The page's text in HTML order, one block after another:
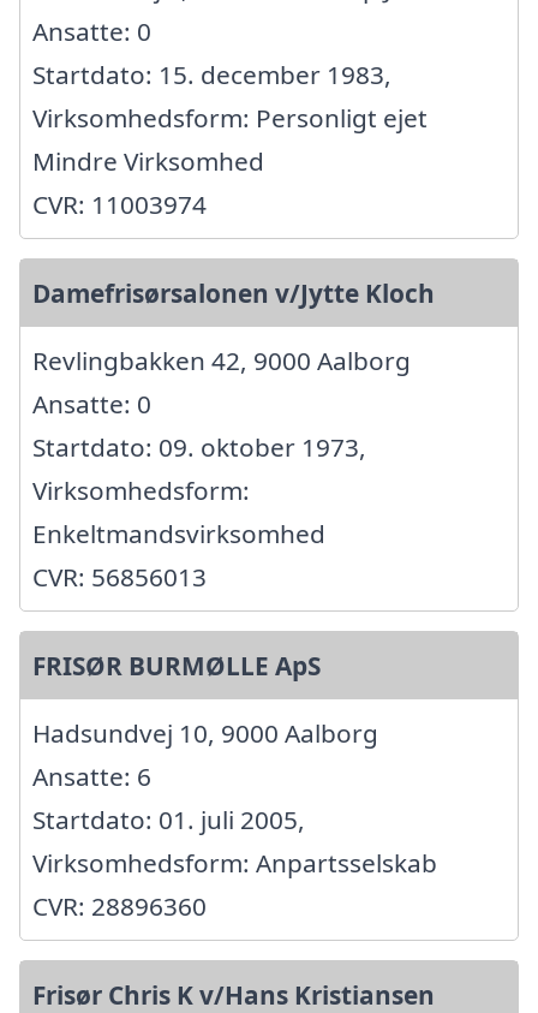
Ansatte: 0
Startdato: 15. december 1983,
Virksomhedsform: Personligt ejet
Mindre Virksomhed
CVR: 11003974
Damefrisørsalonen v/Jytte Kloch
Revlingbakken 42, 9000 Aalborg
Ansatte: 0
Startdato: 09. oktober 1973,
Virksomhedsform:
Enkeltmandsvirksomhed
CVR: 56856013
FRISØR BURMØLLE ApS
Hadsundvej 10, 9000 Aalborg
Ansatte: 6
Startdato: 01. juli 2005,
Virksomhedsform: Anpartsselskab
CVR: 28896360
Frisør Chris K v/Hans Kristiansen